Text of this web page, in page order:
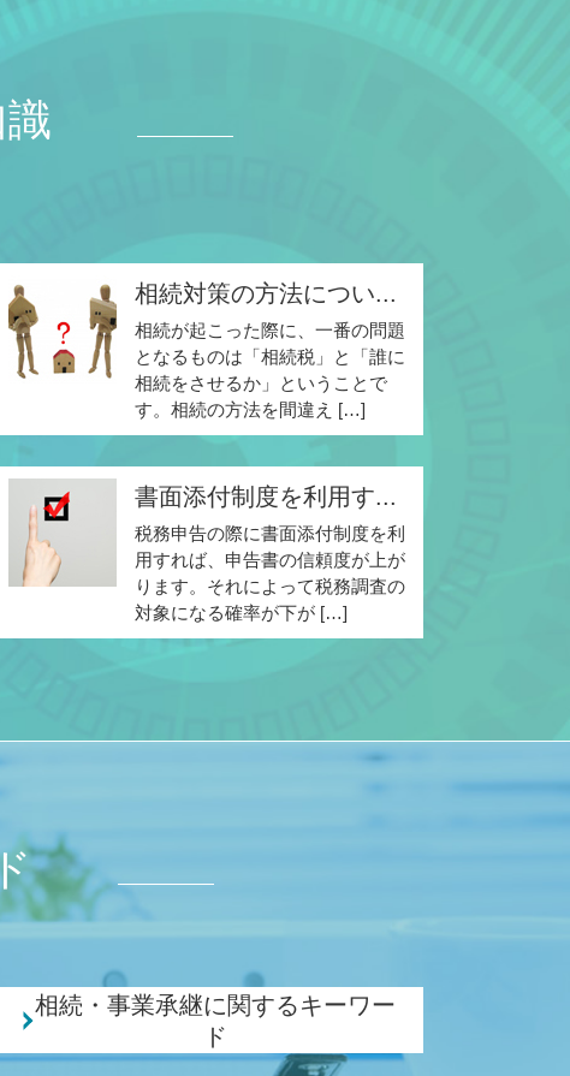
相続対策の方法につい...
相続が起こった際に、一番の問題
となるものは「相続税」と「誰に
相続をさせるか」ということで
す。相続の方法を間違え […]
書面添付制度を利用す...
税務申告の際に書面添付制度を利
用すれば、申告書の信頼度が上が
ります。それによって税務調査の
対象になる確率が下が […]
相続・事業承継に関するキーワー
ド